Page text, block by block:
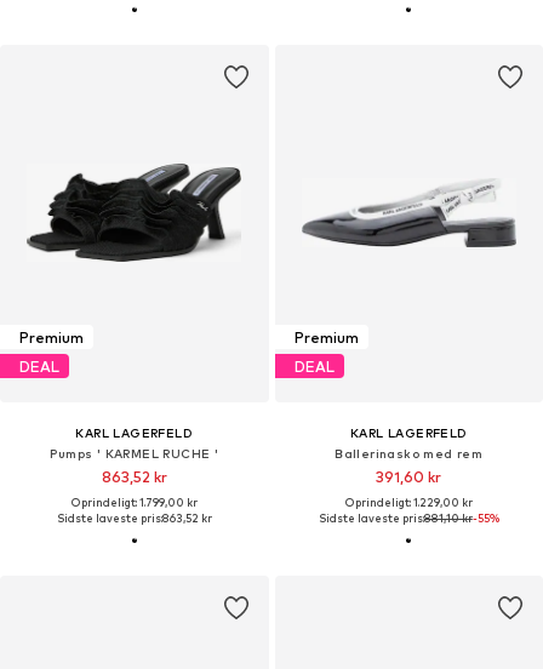
Premium
DEAL
KARL LAGERFELD
Pumps ' KARMEL RUCHE '
863,52 kr
Oprindeligt: 1.799,00 kr
Sidste laveste pris:863,52 kr
Premium
DEAL
KARL LAGERFELD
Ballerinasko med rem
391,60 kr
Oprindeligt: 1.229,00 kr
Sidste laveste pris:881,10 kr-55%